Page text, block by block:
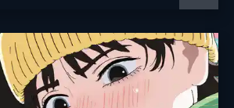
中村理一郎
薮下維也